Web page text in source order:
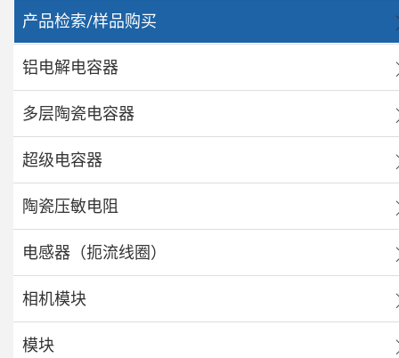
产品检索/样品购买
铝电解电容器
多层陶瓷电容器
超级电容器
陶瓷压敏电阻
电感器（扼流线圈）
相机模块
模块